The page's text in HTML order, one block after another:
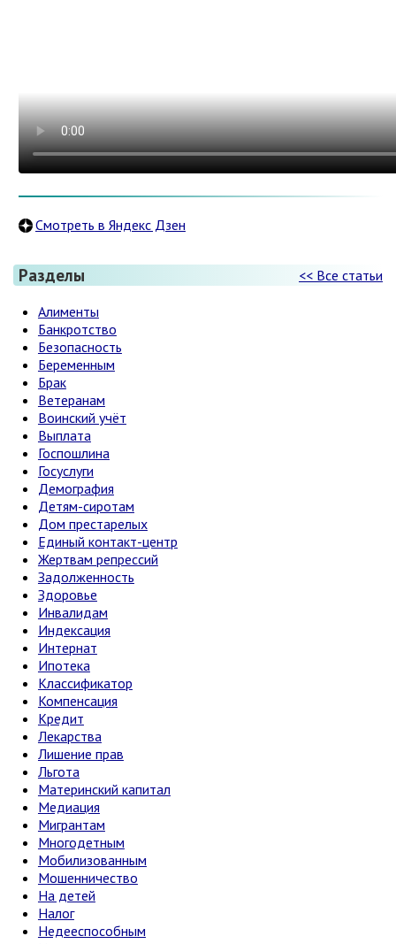
Разделы << Все статьи
Алименты
Банкротство
Безопасность
Беременным
Брак
Ветеранам
Воинский учёт
Выплата
Госпошлина
Госуслуги
Демография
Детям-сиротам
Дом престарелых
Единый контакт-центр
Жертвам репрессий
Задолженность
Здоровье
Инвалидам
Индексация
Интернат
Ипотека
Классификатор
Компенсация
Кредит
Лекарства
Лишение прав
Льгота
Материнский капитал
Медиация
Мигрантам
Многодетным
Мобилизованным
Мошенничество
На детей
Налог
Недееспособным
Смотреть в Яндекс Дзен